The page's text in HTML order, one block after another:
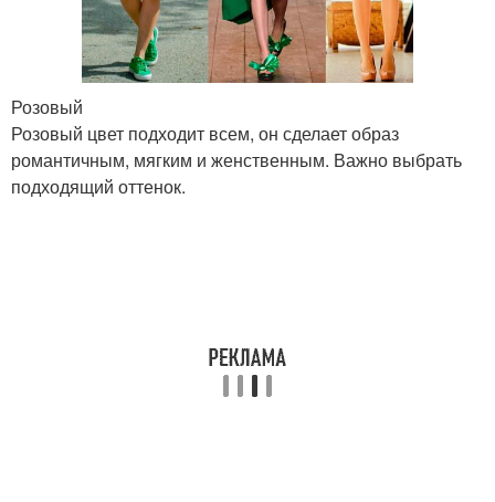
Розовый
Розовый цвет подходит всем, он сделает образ
романтичным, мягким и женственным. Важно выбрать
подходящий оттенок.